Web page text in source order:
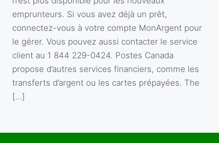
emprunteurs. Si vous avez déjà un prêt,
connectez-vous à votre compte MonArgent pour
le gérer. Vous pouvez aussi contacter le service
client au 1 844 229-0424. Postes Canada
propose d’autres services financiers, comme les
transferts d’argent ou les cartes prépayées. The
[…]